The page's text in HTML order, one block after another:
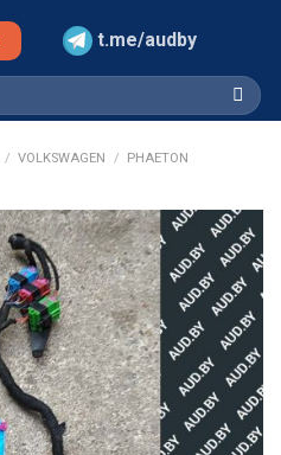
t.me/audby
/ VOLKSWAGEN / PHAETON